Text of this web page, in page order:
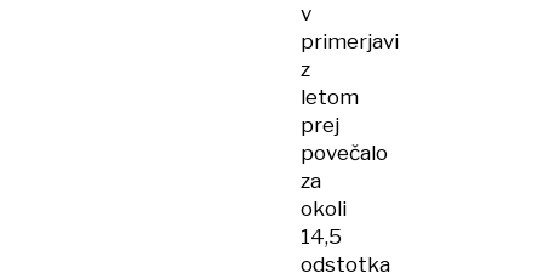
v
primerjavi
z
letom
prej
povečalo
za
okoli
14,5
odstotka